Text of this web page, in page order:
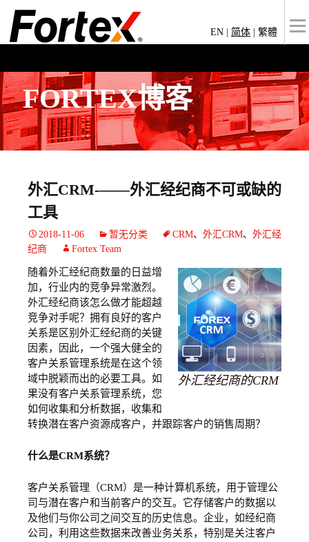
EN 简体 繁體
FORTEX博客
外汇CRM-——外汇经纪商不可或缺的
工具
2018-11-06 暂无分类 CRM、 外汇CRM、 外汇经
纪商
Fortex Team
外汇经纪商的CRM
随着外汇经纪商数量的日益增
加，行业内的竞争异常激烈。
外汇经纪商该怎么做才能超越
竞争对手呢？拥有良好的客户
关系是区别外汇经纪商的关键
因素，因此，一个强大健全的
客户关系管理系统是在这个领
域中脱颖而出的必要工具。如
果没有客户关系管理系统，您
如何收集和分析数据，收集和
转换潜在客户资源成客户，并跟踪客户的销售周期？
什么是CRM系统？
客户关系管理（CRM）是一种计算机系统，用于管理公
司与潜在客户和当前客户的交互。它存储客户的数据以
及他们与你公司之间交互的历史信息。企业，如经纪商
公司，利用这些数据来改善业务关系，特别是关注客户